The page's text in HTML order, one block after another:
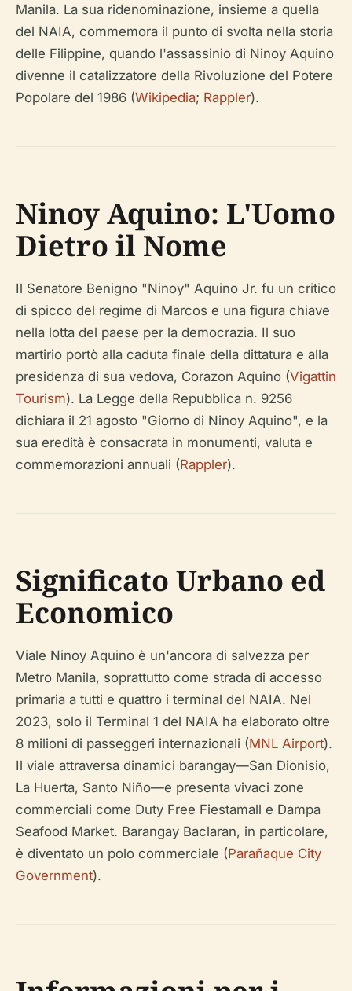
Manila. La sua ridenominazione, insieme a quella
del NAIA, commemora il punto di svolta nella storia
delle Filippine, quando l'assassinio di Ninoy Aquino
divenne il catalizzatore della Rivoluzione del Potere
Popolare del 1986 (Wikipedia; Rappler).
Ninoy Aquino: L'Uomo
Dietro il Nome
Il Senatore Benigno "Ninoy" Aquino Jr. fu un critico
di spicco del regime di Marcos e una figura chiave
nella lotta del paese per la democrazia. Il suo
martirio portò alla caduta finale della dittatura e alla
presidenza di sua vedova, Corazon Aquino (Vigattin
Tourism). La Legge della Repubblica n. 9256
dichiara il 21 agosto "Giorno di Ninoy Aquino", e la
sua eredità è consacrata in monumenti, valuta e
commemorazioni annuali (Rappler).
Significato Urbano ed
Economico
Viale Ninoy Aquino è un'ancora di salvezza per
Metro Manila, soprattutto come strada di accesso
primaria a tutti e quattro i terminal del NAIA. Nel
2023, solo il Terminal 1 del NAIA ha elaborato oltre
8 milioni di passeggeri internazionali (MNL Airport).
Il viale attraversa dinamici barangay—San Dionisio,
La Huerta, Santo Niño—e presenta vivaci zone
commerciali come Duty Free Fiestamall e Dampa
Seafood Market. Barangay Baclaran, in particolare,
è diventato un polo commerciale (Parañaque City
Government).